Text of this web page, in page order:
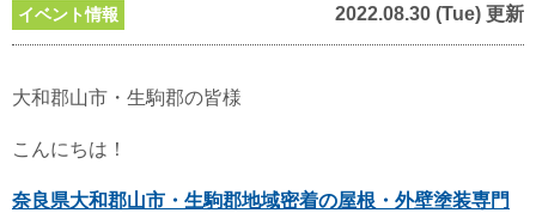
イベント情報 2022.08.30 (Tue) 更新
大和郡山市・生駒郡の皆様
こんにちは！
奈良県大和郡山市・生駒郡地域密着の屋根・外壁塗装専門